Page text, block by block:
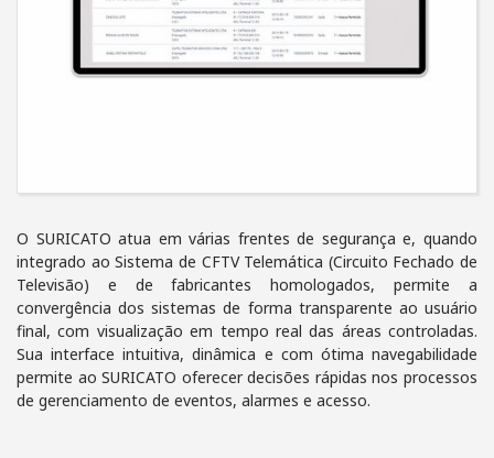
O SURICATO atua em várias frentes de segurança e, quando
integrado ao Sistema de CFTV Telemática (Circuito Fechado de
Televisão) e de fabricantes homologados, permite a
convergência dos sistemas de forma transparente ao usuário
final, com visualização em tempo real das áreas controladas.
Sua interface intuitiva, dinâmica e com ótima navegabilidade
permite ao SURICATO oferecer decisões rápidas nos processos
de gerenciamento de eventos, alarmes e acesso.